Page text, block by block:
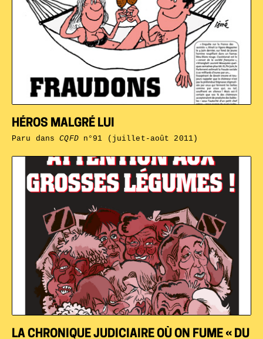
LA CHRONIQUE JUDICIAIRE OÙ ON FUME « DU
HÉROS MALGRÉ LUI
Paru dansCQFDn°91 (juillet-août 2011)